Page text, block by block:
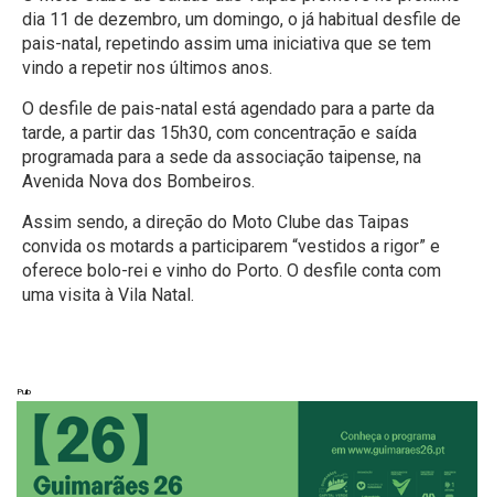
dia 11 de dezembro, um domingo, o já habitual desfile de
pais-natal, repetindo assim uma iniciativa que se tem
vindo a repetir nos últimos anos.
O desfile de pais-natal está agendado para a parte da
tarde, a partir das 15h30, com concentração e saída
programada para a sede da associação taipense, na
Avenida Nova dos Bombeiros.
Assim sendo, a direção do Moto Clube das Taipas
convida os motards a participarem “vestidos a rigor” e
oferece bolo-rei e vinho do Porto. O desfile conta com
uma visita à Vila Natal.
Pub